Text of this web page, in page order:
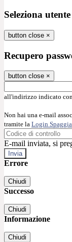
Seleziona utente
button close ×
Recupero
button close ×
all'indirizzo indicato
Non hai una e-mail
tramite la Login
E-mail inviata, si
Errore
Chiudi
Successo
Chiudi
Informazione
Chiudi